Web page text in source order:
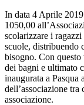
In data 4 Aprile
1050,00
scolarizzare i
scuole, distribuendo
bisogno. Con
dei bagni e ultimato
inaugurata a
dell’associazione tra
associazione.